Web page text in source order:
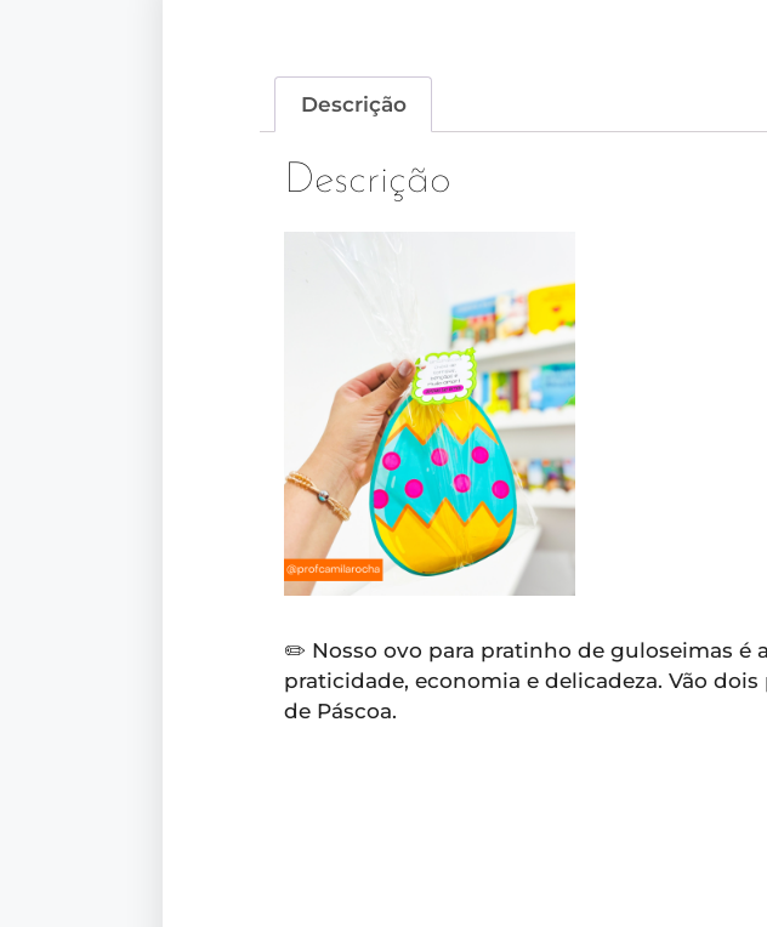
Descrição
Descrição
✏️ Nosso ovo para pratinho de guloseimas é
praticidade, economia e delicadeza. Vão
de Páscoa.